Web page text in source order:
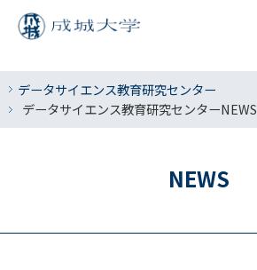
データサイエンス教育研究センター
データサイエンス教育研究センターNEWS
NEWS